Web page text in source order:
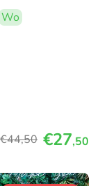
Wo
€44,50 €27,50